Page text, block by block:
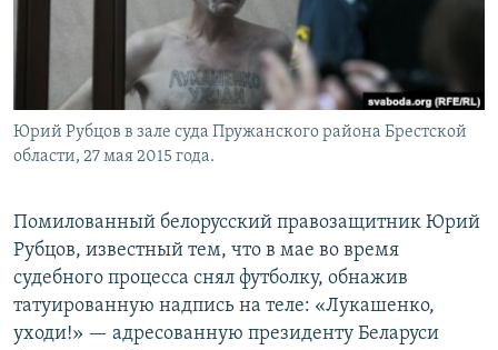
Юрий Рубцов в зале суда Пружанского района Брестской
области, 27 мая 2015 года.
Помилованный белорусский правозащитник Юрий
Рубцов, известный тем, что в мае во время
судебного процесса снял футболку, обнажив
татуированную надпись на теле: «Лукашенко,
уходи!» — адресованную президенту Беларуси